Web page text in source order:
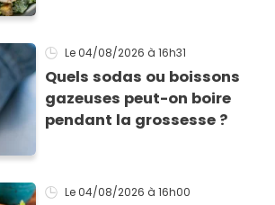
Le 04/08/2026 à 16h31
Quels sodas ou boissons
gazeuses peut-on boire
pendant la grossesse ?
Le 04/08/2026 à 16h00